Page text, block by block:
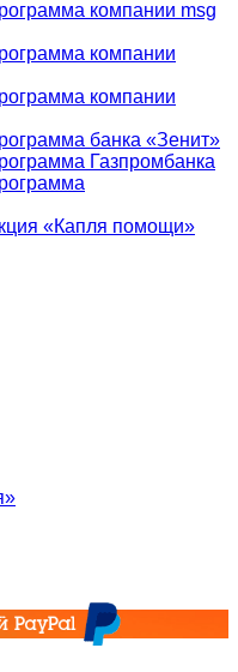
компании msg
компании
компании
банка «Зенит»
Газпромбанка
«Капля помощи»